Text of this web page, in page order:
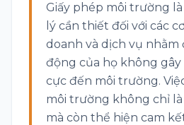
Giấy phép môi trường
lý cần thiết đối với các
doanh và dịch vụ nhằm
động của họ không
cực đến môi trường.
môi trường không chỉ
mà còn thể hiện cam